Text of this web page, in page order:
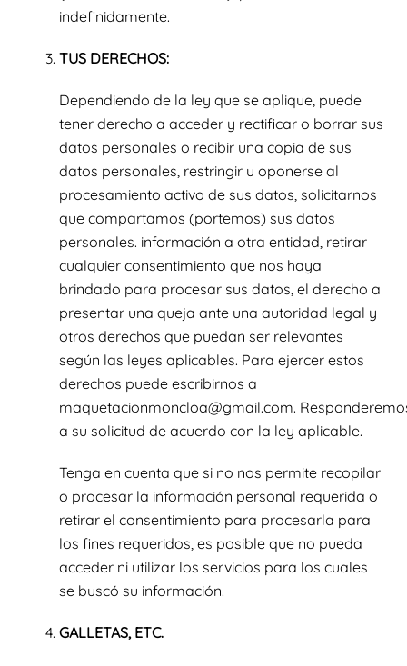
indefinidamente.
TUS DERECHOS:
Dependiendo de la ley que se aplique, puede
tener derecho a acceder y rectificar o borrar sus
datos personales o recibir una copia de sus
datos personales, restringir u oponerse al
procesamiento activo de sus datos, solicitarnos
que compartamos (portemos) sus datos
personales. información a otra entidad, retirar
cualquier consentimiento que nos haya
brindado para procesar sus datos, el derecho a
presentar una queja ante una autoridad legal y
otros derechos que puedan ser relevantes
según las leyes aplicables. Para ejercer estos
derechos puede escribirnos a
maquetacionmoncloa@gmail.com.
a su solicitud de acuerdo con la ley aplicable.
Tenga en cuenta que si no nos permite recopilar
o procesar la información personal requerida o
retirar el consentimiento para procesarla para
los fines requeridos, es posible que no pueda
acceder ni utilizar los servicios para los cuales
se buscó su información.
GALLETAS, ETC.